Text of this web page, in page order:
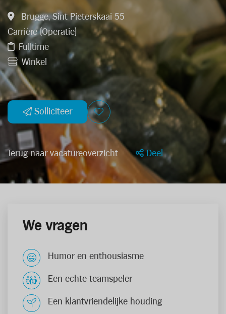
Brugge, Sint Pieterskaai 55
Carrière (Operatie)
Fulltime
Winkel
Solliciteer
Terug naar vacatureoverzicht Deel
We vragen
Humor en enthousiasme
Een echte teamspeler
Een klantvriendelijke houding